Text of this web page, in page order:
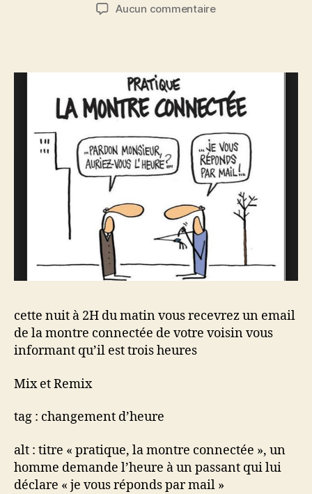
Aucun commentairesur
matin
vous
recevrez
un
email
de
la
montre
connectée
voisin
cette nuit à 2H du matin vous recevrez un email
de la montre connectée de votre voisin vous
informant qu’il est trois heures
Mix et Remix
tag : changement d’heure
alt : titre « pratique, la montre connectée », un
homme demande l’heure à un passant qui lui
déclare « je vous réponds par mail »